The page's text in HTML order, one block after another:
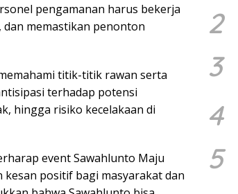
pengamanan harus bekerja
dan memastikan penonton
titik-titik rawan serta
terhadap potensi
hingga risiko kecelakaan di
event Sawahlunto Maju
kesan positif bagi masyarakat dan
2
3
4
5